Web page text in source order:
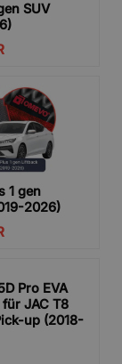
SUV
1 gen
2026)